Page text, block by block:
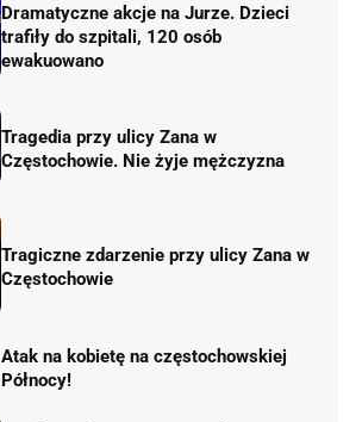
Dramatyczne akcje na Jurze. Dzieci
trafiły do szpitali, 120 osób
ewakuowano
Tragedia przy ulicy Zana w
Częstochowie. Nie żyje mężczyzna
Tragiczne zdarzenie przy ulicy Zana w
Częstochowie
Atak na kobietę na częstochowskiej
Północy!